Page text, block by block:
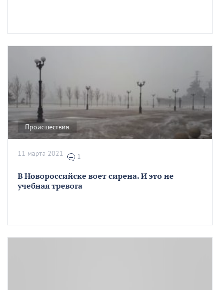
Происшествия
В Новороссийске воет сирена. И это не
учебная тревога
11 марта 2021 1